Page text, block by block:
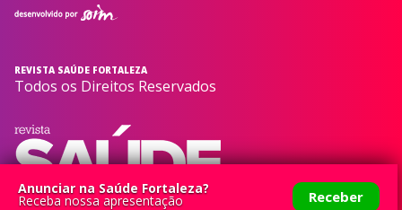
Anunciar na Saúde Fortaleza?
Receba nossa apresentação Receber
REVISTA SAÚDE FORTALEZA
Todos os Direitos Reservados